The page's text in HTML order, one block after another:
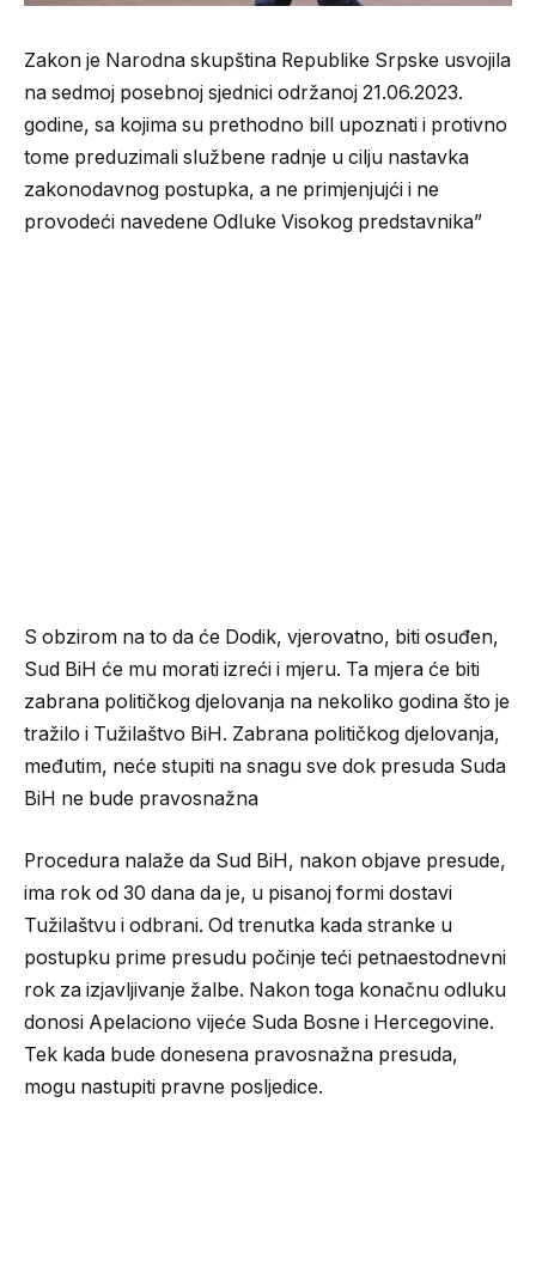
Zakon je Narodna skupština Republike Srpske usvojila
na sedmoj posebnoj sjednici održanoj 21.06.2023.
godine, sa kojima su prethodno bill upoznati i protivno
tome preduzimali službene radnje u cilju nastavka
zakonodavnog postupka, a ne primjenjujći i ne
provodeći navedene Odluke Visokog predstavnika”
S obzirom na to da će Dodik, vjerovatno, biti osuđen,
Sud BiH će mu morati izreći i mjeru. Ta mjera će biti
zabrana političkog djelovanja na nekoliko godina što je
tražilo i Tužilaštvo BiH. Zabrana političkog djelovanja,
međutim, neće stupiti na snagu sve dok presuda Suda
BiH ne bude pravosnažna
Procedura nalaže da Sud BiH, nakon objave presude,
ima rok od 30 dana da je, u pisanoj formi dostavi
Tužilaštvu i odbrani. Od trenutka kada stranke u
postupku prime presudu počinje teći petnaestodnevni
rok za izjavljivanje žalbe. Nakon toga konačnu odluku
donosi Apelaciono vijeće Suda Bosne i Hercegovine.
Tek kada bude donesena pravosnažna presuda,
mogu nastupiti pravne posljedice.